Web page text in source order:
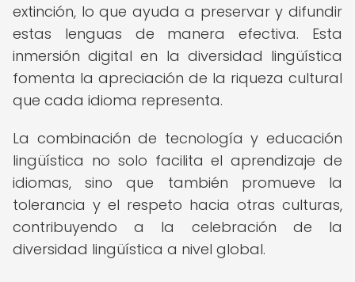
extinción, lo que ayuda a preservar y difundir
estas lenguas de manera efectiva. Esta
inmersión digital en la diversidad lingüística
fomenta la apreciación de la riqueza cultural
que cada idioma representa.
La combinación de tecnología y educación
lingüística no solo facilita el aprendizaje de
idiomas, sino que también promueve la
tolerancia y el respeto hacia otras culturas,
contribuyendo a la celebración de la
diversidad lingüística a nivel global.